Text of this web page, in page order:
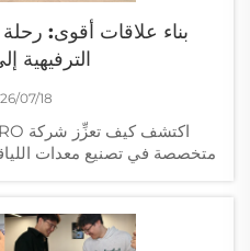
الترفيهية
07/18
متخصصة في تصنيع معدات
وراء حلولنا العالمية